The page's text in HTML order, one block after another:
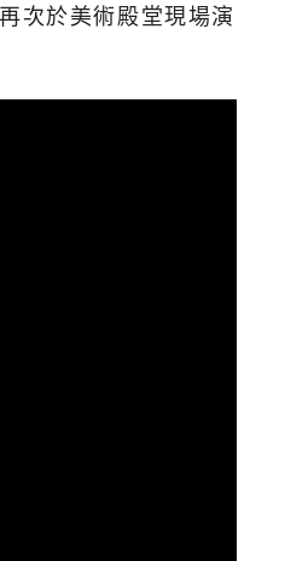
次於美術殿堂現場演